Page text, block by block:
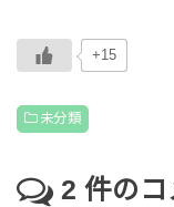
+15
未分類
2 件のコ